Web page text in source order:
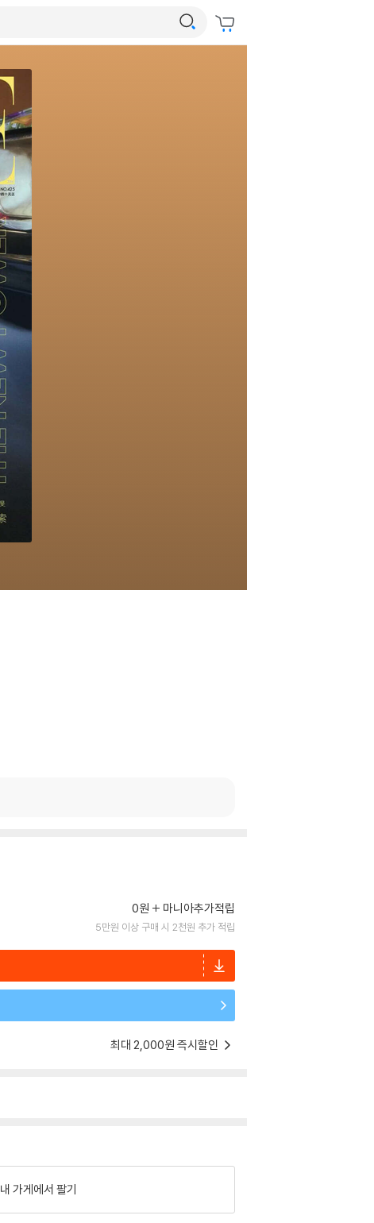
0원 마니아추가적립
5만원 이상 구매 시 2천원 추가 적립
최대 2,000원 즉시할인
내 가게에서 팔기